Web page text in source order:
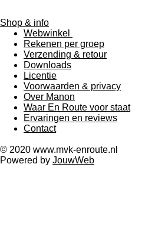
Shop & info
Webwinkel
Rekenen per groep
Verzending & retour
Downloads
Licentie
Voorwaarden & privacy
Over Manon
Waar En Route voor staat
Ervaringen en reviews
Contact
© 2020 www.mvk-enroute.nl
Powered by JouwWeb